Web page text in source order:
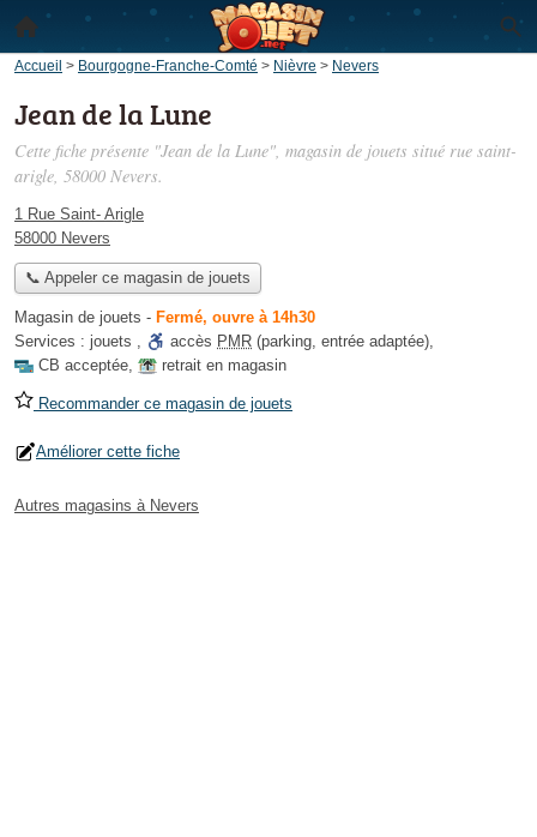
Accueil > Bourgogne-Franche-Comté > Nièvre > Nevers
Jean de la Lune
Cette fiche présente "Jean de la Lune", magasin de jouets situé rue saint-
arigle, 58000 Nevers.
1 Rue Saint- Arigle
58000 Nevers
📞 Appeler ce magasin de jouets
Magasin de jouets - Fermé, ouvre à 14h30
Services : jouets , accès PMR (parking, entrée adaptée),
CB acceptée, retrait en magasin
Recommander ce magasin de jouets
Améliorer cette fiche
Autres magasins à Nevers